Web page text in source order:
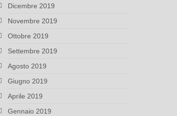
Dicembre 2019
Novembre 2019
Ottobre 2019
Settembre 2019
Agosto 2019
Giugno 2019
Aprile 2019
Gennaio 2019